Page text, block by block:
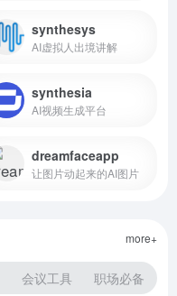
synthesys
AI虚拟人出境讲解
synthesia
AI视频生成平台
dreamfaceapp
让图片动起来的AI图片
会议工具 职场必备
more+